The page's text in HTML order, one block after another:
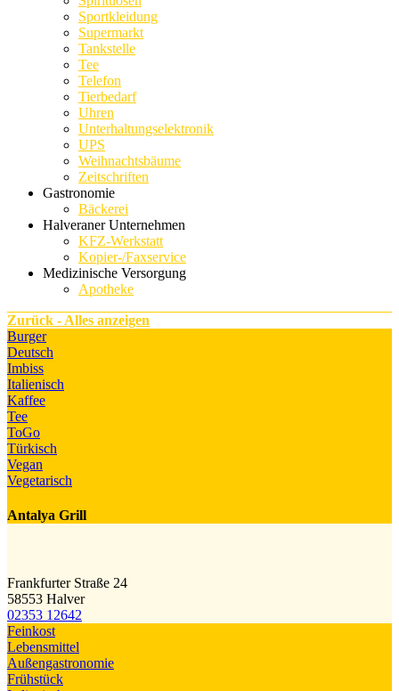
Sportkleidung
Supermarkt
Tankstelle
Tee
Telefon
Tierbedarf
Uhren
Unterhaltungselektronik
UPS
Weihnachtsbäume
Zeitschriften
Gastronomie
Bäckerei
Halveraner Unternehmen
KFZ-Werkstatt
Kopier-/Faxservice
Medizinische Versorgung
Apotheke
Zurück - Alles anzeigen
Burger
Deutsch
Imbiss
Italienisch
Kaffee
Tee
ToGo
Türkisch
Vegan
Vegetarisch
Antalya Grill
Frankfurter Straße 24
58553 Halver
02353 12642
Feinkost
Lebensmittel
Außengastronomie
Frühstück